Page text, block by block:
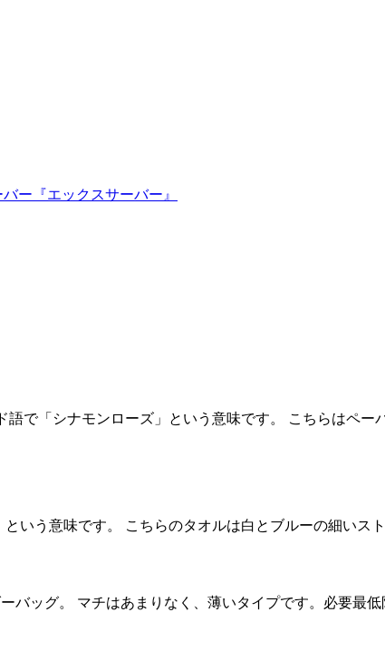
ー『エックスサーバー』
語で「シナモンローズ」という意味です。 こちらはペー
いう意味です。 こちらのタオルは白とブルーの細いス
バッグ。 マチはあまりなく、薄いタイプです。必要最